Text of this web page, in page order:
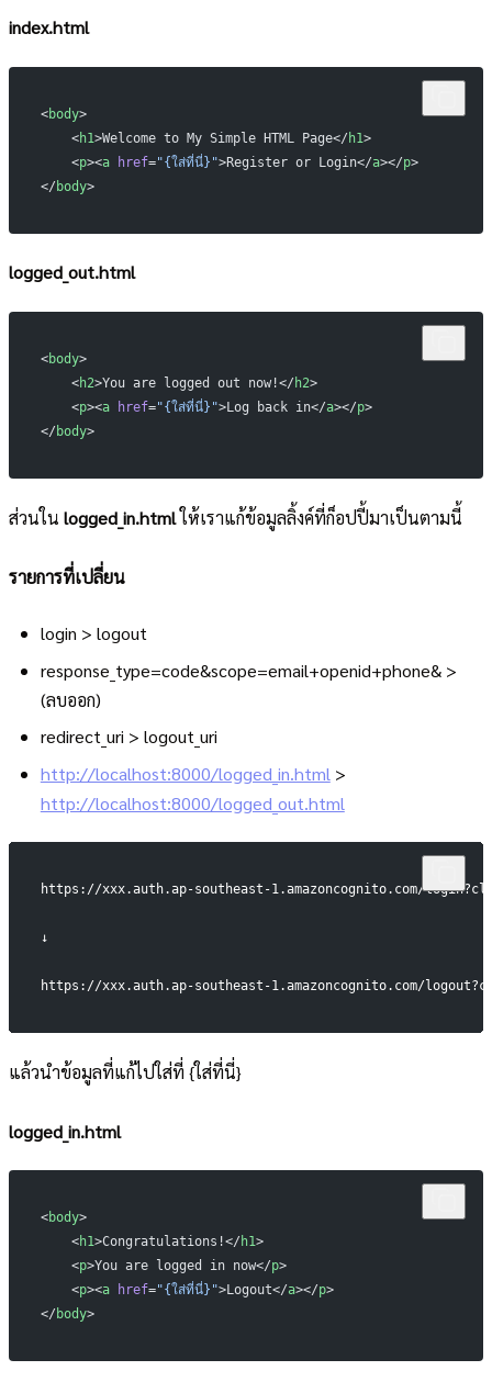
index.html
<body>
    <
h1>Welcome to My Simple HTML Page</ h1>
    <
p><a href="{ใส่ที่นี่}">Register or Login</a></p>
</ body>
logged_out.html
<body>
    <
h2>You are logged out now!</ h2>
    <
p><a href="{ใส่ที่นี่}">Log back in</a></p>
</ body>
ส่วนใน logged_in.htmlให้เราแก้ข้อมูลลิ้งค์ที่ก็อปปี้มาเป็นตามนี้
รายการที่เปลี่ยน
login > logout
response_type=code&scope=email+openid+phone& >
(ลบออก)
redirect_uri > logout_uri
http://localhost:8000/logged_in.html >
http://localhost:8000/logged_out.html
https://xxx.auth.ap-southeast-1.amazoncognito.com/
↓
https://xxx.auth.ap-southeast-1.amazoncognito.com/
แล้วนำข้อมูลที่แก้ไปใส่ที่ {ใส่ที่นี่}
logged_in.html
<body>
    <
h1>Congratulations!</ h1>
    <
p>You are logged in now</p>
    <
p><a href="{ใส่ที่นี่}">Logout</a></p>
</ body>